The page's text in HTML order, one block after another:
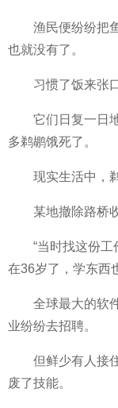
渔民便纷纷把
也就没有了。
习惯了饭来张
它们日复一日
多鹈鹕饿死了。
现实生活中，
某地撤除路桥
“当时找这份
在36岁了，学东西
全球最大的软
业纷纷去招聘。
但鲜少有人接
废了技能。